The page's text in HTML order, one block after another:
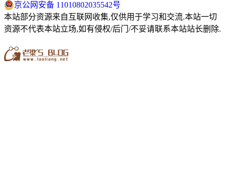
京公网安备 11010802035542号
本站部分资源来自互联网收集,仅供用于学习和交流.本站一切
资源不代表本站立场,如有侵权/后门/不妥请联系本站站长删除.